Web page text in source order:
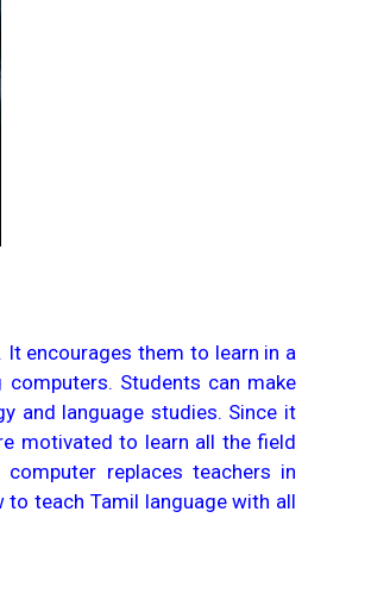
It encourages them to learn in a
Students can make
and language studies. Since it
motivated to learn all the field
replaces teachers in
teach Tamil language with all